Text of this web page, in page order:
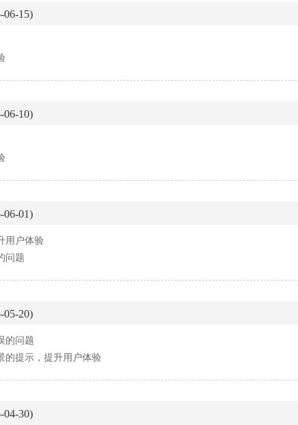
06-15)
06-10)
06-01)
用户体验
问题
05-20)
的问题
的提示，提升用户体验
04-30)